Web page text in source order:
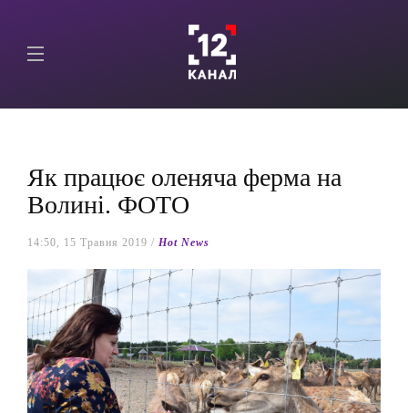
Як працює оленяча ферма на
Волині. ФОТО
14:50, 15 Травня 2019 / Hot News